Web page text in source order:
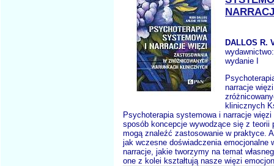
DALLOS R.
wydanie I
narracje
klinicznych
Psychoterapia systemowa i narracje
sposób koncepcje wywodzące się z teorii
mogą znaleźć zastosowanie w praktyce.
jak wczesne doświadczenia emocjonalne
narracje, jakie tworzymy na temat
one z kolei kształtują nasze więzi